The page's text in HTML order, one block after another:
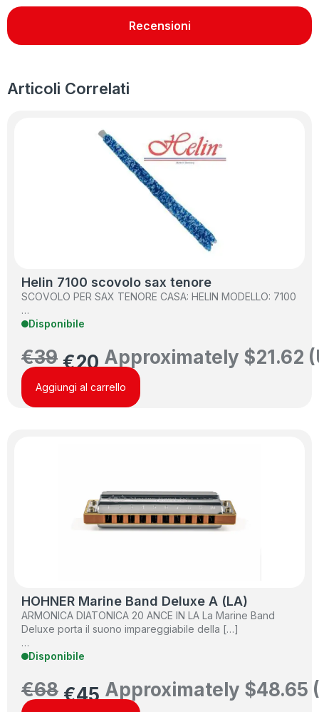
Recensioni
Articoli Correlati
Helin 7100 scovolo sax tenore
SCOVOLO PER SAX TENORE CASA: HELIN MODELLO: 7100
…
Disponibile
€39 €20 Approximately $21.62
Aggiungi al carrello
HOHNER Marine Band Deluxe A (LA)
ARMONICA DIATONICA 20 ANCE IN LA La Marine Band
Deluxe porta il suono impareggiabile della […]
…
Disponibile
€68 €45 Approximately $48.65